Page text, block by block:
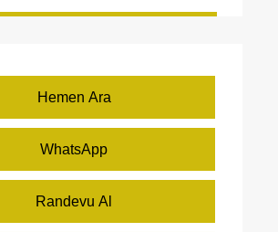
Hemen Ara
WhatsApp
Randevu Al